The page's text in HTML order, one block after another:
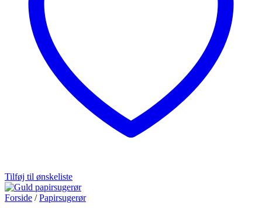
Tilføj til ønskeliste
Forside / Papirsugerør